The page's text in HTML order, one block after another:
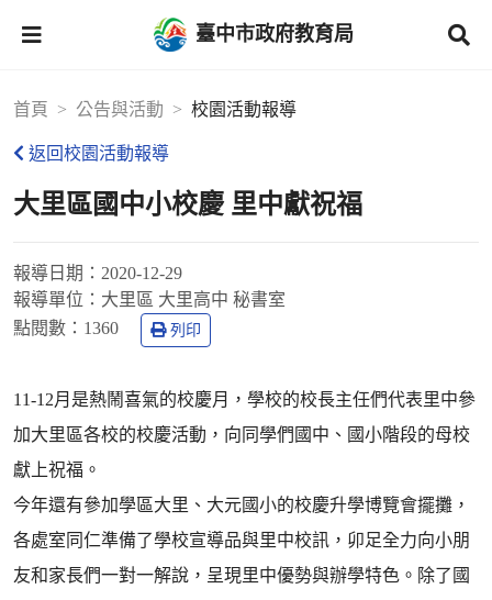
臺中市政府教育局
首頁 公告與活動 校園活動報導
返回校園活動報導
大里區國中小校慶 里中獻祝福
報導日期： 2020-12-29
報導單位： 大里區 大里高中 秘書室
點閱數： 1360 列印
11-12月是熱鬧喜氣的校慶月，學校的校長主任們代表里中參
加大里區各校的校慶活動，向同學們國中、國小階段的母校
獻上祝福。
今年還有參加學區大里、大元國小的校慶升學博覽會擺攤，
各處室同仁準備了學校宣導品與里中校訊，卯足全力向小朋
友和家長們一對一解說，呈現里中優勢與辦學特色。除了國